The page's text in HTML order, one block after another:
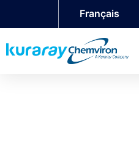
Français